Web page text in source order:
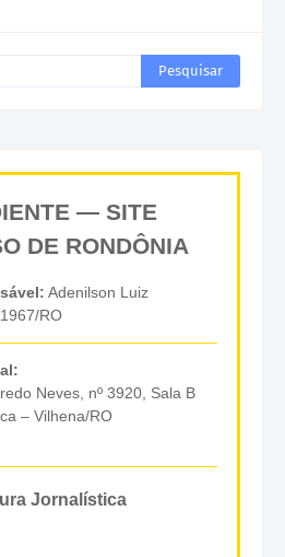
— SITE
DE RONDÔNIA
Adenilson Luiz
RO
Neves, nº 3920, Sala B
– Vilhena/RO
Jornalística